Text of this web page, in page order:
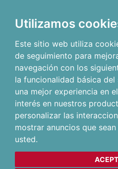
Utilizamos
Este sitio web utiliza
de seguimiento para
navegación con los
la funcionalidad básica del
una mejor experiencia en
interés en nuestros
personalizar las
mostrar anuncios que
usted.